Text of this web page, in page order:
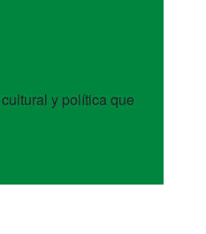
y política que